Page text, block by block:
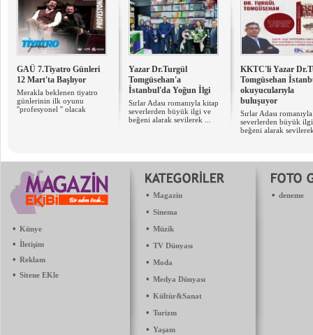
GAÜ 7.Tiyatro Günleri
12 Mart'ta Başlıyor
Merakla beklenen tiyatro
günlerinin ilk oyunu
''profesyonel '' olacak
Yazar Dr.Turgül
Tomgüsehan'a
İstanbul'da Yoğun İlgi
Sırlar Adası romanıyla kitap
severlerden büyük ilgi ve
beğeni alarak sevilerek ...
KKTC'li Yazar
Tomgüsehan
okuyucularıyla
buluşuyor
Sırlar Adası
severlerden büyük
beğeni alarak
• Künye
• İletişim
• Reklam
• Sitene EKle
• Magazin
• Sinema
• Müzik
• TV Dünyası
• Moda
• Medya Dünyası
• Kültür&Sanat
• Turizm
• Yaşam
• deneme